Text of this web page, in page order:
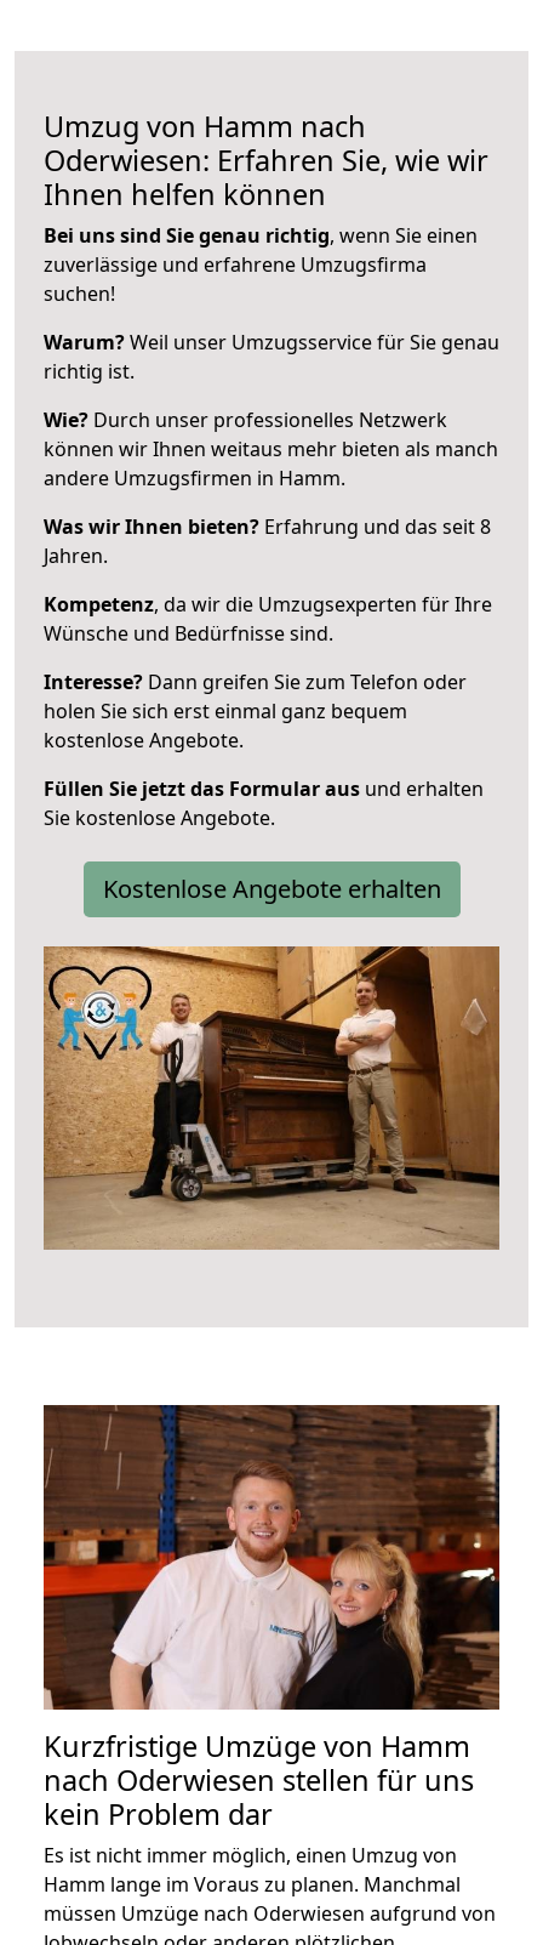
Umzug von Hamm nach
Oderwiesen: Erfahren Sie, wie wir
Ihnen helfen können
Bei uns sind Sie genau richtig, wenn Sie einen
zuverlässige und erfahrene Umzugsfirma
suchen!
Warum?Weil unser Umzugsservice für Sie genau
richtig ist.
Wie? Durch unser professionelles Netzwerk
können wir Ihnen weitaus mehr bieten als manch
andere Umzugsfirmen in Hamm.
Was wir Ihnen bieten? Erfahrung und das seit 8
Jahren.
Kompetenz, da wir die Umzugsexperten für Ihre
Wünsche und Bedürfnisse sind.
Interesse? Dann greifen Sie zum Telefon oder
holen Sie sich erst einmal ganz bequem
kostenlose Angebote.
Füllen Sie jetzt das Formular aus und erhalten
Sie kostenlose Angebote.
Kostenlose Angebote erhalten
Kurzfristige Umzüge von Hamm
nach Oderwiesen stellen für uns
kein Problem dar
Es ist nicht immer möglich, einen Umzug von
Hamm lange im Voraus zu planen. Manchmal
müssen Umzüge nach Oderwiesen aufgrund von